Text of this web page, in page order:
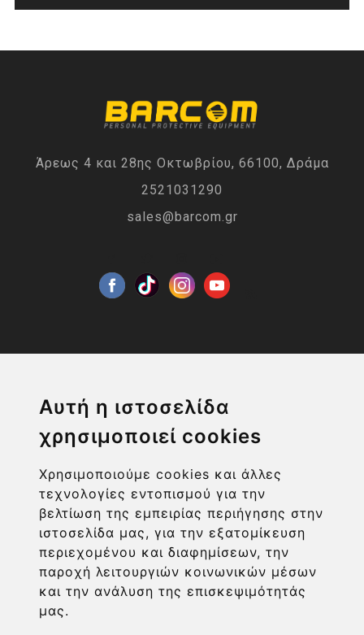
Αυτή η ιστοσελίδα
χρησιμοποιεί cookies
Χρησιμοποιούμε cookies και άλλες
τεχνολογίες εντοπισμού για την
βελτίωση της εμπειρίας περιήγησης στην
ιστοσελίδα μας, για την εξατομίκευση
περιεχομένου και διαφημίσεων, την
παροχή λειτουργιών κοινωνικών μέσων
και την ανάλυση της επισκεψιμότητάς
μας.
Άρεως 4 και 28ης Οκτωβρίου, 66100, Δράμα
2521031290
sales@barcom.gr
ΧΡΗΣΙΜΑ LINKS
ΠΛΗΡΟΦΟΡΙΕΣ ΧΡΗΣΤΗ